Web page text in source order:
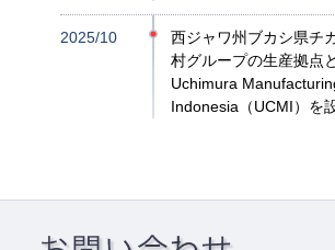
2025/10
西ジャワ州ブカシ県チ
村グループの生産拠点
Uchimura
Indonesia（UCMI）を